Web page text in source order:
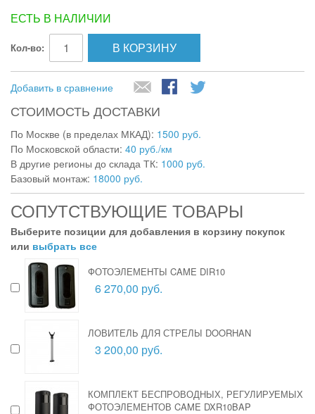
ЕСТЬ В НАЛИЧИИ
Кол-во: В КОРЗИНУ
Добавить в сравнение
СТОИМОСТЬ ДОСТАВКИ
По Москве (в пределах МКАД): 1500 руб.
По Московской области: 40 руб./км
В другие регионы до склада ТК: 1000 руб.
Базовый монтаж: 18000 руб.
СОПУТСТВУЮЩИЕ ТОВАРЫ
Выберите позиции для добавления в корзину покупок
или выбрать все
ФОТОЭЛЕМЕНТЫ CAME DIR10
6 270,00 руб.
ЛОВИТЕЛЬ ДЛЯ СТРЕЛЫ DOORHAN
3 200,00 руб.
КОМПЛЕКТ БЕСПРОВОДНЫХ, РЕГУЛИРУЕМЫХ
ФОТОЭЛЕМЕНТОВ CAME DXR10BAP